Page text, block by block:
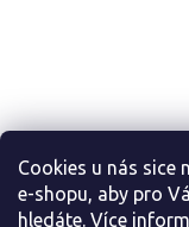
Cookies u nás sice
e-shopu, aby pro
hledáte. Více